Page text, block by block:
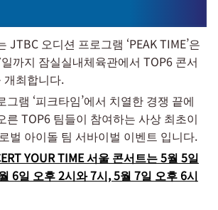
JTBC 오디션 프로그램 ‘PEAK TIME’은
까지 잠실실내체육관에서 TOP6 콘서
개최합니다.
램 ‘피크타임’에서 치열한 경쟁 끝에
른 TOP6 팀들이 참여하는 사상 최초이
벌 아이돌 팀 서바이벌 이벤트 입니다.
YOUR TIME 서울 콘서트는 5월 5일
6일 오후 2시와 7시, 5월 7일 오후 6시